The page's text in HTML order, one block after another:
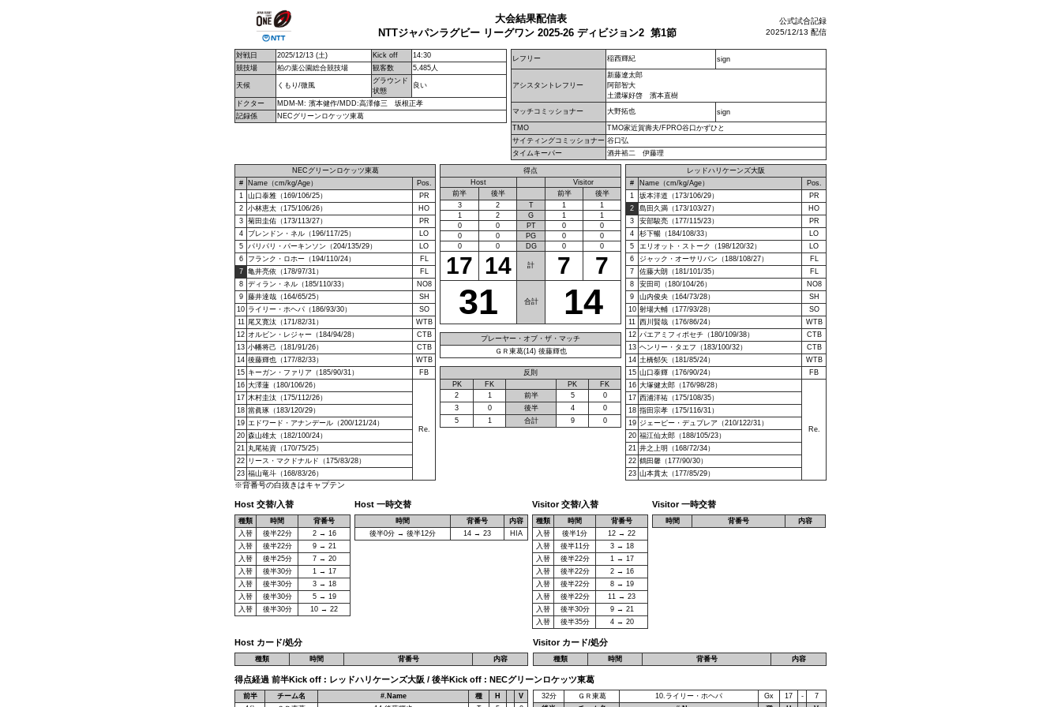
公式試合記録
2025/12/13 配信
大会結果配信表
NTTジャパンラグビー リーグワン 2025-26 ディビジョン2 第1節
対戦日 2025/12/13 (土) Kick off
14:30
競技場
柏の葉公園総合競技場 観客数 5,485人
天候 くもり/微風
グラウンド
状態
良い
ドクター
MDM-M: 濱本健作/MDD:高澤修三 坂根正孝
記録係
NECグリーンロケッツ東葛
レフリー 稲西輝紀 sign
アシスタントレフリー
新藤遼太郎
阿部智大
土濃塚好啓 濱本直樹
マッチコミッショナー
大野拓也
sign
TMO
TMO家近賀壽夫/FPRO谷口かずひと
サイティングコミッショナー 谷口弘
タイムキーパー
酒井裕二 伊藤理
NECグリーンロケッツ東葛
#
Name（cm/kg/Age）
Pos.
1
山口泰雅（169/106/25）
PR
2
小林恵太（175/106/26）
HO
3
菊田圭佑（173/113/27）
PR
4
ブレンドン・ネル（196/117/25）
LO
5
パリパリ・パーキンソン（204/135/29）
LO
6
フランク・ロホー（194/110/24）
FL
7
亀井亮依（178/97/31）
FL
8
ディラン・ネル（185/110/33）
NO8
9
藤井達哉（164/65/25）
SH
10 ライリー・ホヘパ（186/93/30）
SO
11
尾又寛汰（171/82/31）
WTB
12 オルビン・レジャー（184/94/28）
CTB
13 小幡将己（181/91/26）
CTB
14 後藤輝也（177/82/33）
WTB
15 キーガン・ファリア（185/90/31）
FB
16 大澤蓮（180/106/26）
Re.
17 木村圭汰（175/112/26）
18 當眞琢（183/120/29）
19 エドワード・アナンデール（200/121/24）
20 森山雄太（182/100/24）
21 丸尾祐資（170/75/25）
22 リース・マクドナルド（175/83/28）
23 福山竜斗（168/83/26）
※背番号の白抜きはキャプテン
レッドハリケーンズ大阪
#
Name（cm/kg/Age）
Pos.
1
坂本洋道（173/106/29）
PR
2
島田久満（173/103/27）
HO
3
安部駿亮（177/115/23）
PR
4
杉下暢（184/108/33）
LO
5
エリオット・ストーク（198/120/32）
LO
6
ジャック・オーサリバン（188/108/27）
FL
7
佐藤大朗（181/101/35）
FL
8
安田司（180/104/26）
NO8
9
山内俊央（164/73/28）
SH
10 射場大輔（177/93/28）
SO
11 西川賢哉（176/86/24）
WTB
12 パエアミフィポセチ（180/109/38）
CTB
13 ヘンリー・タエフ（183/100/32）
CTB
14 土橋郁矢（181/85/24）
WTB
15 山口泰輝（176/90/24）
FB
16 大塚健太郎（176/98/28）
Re.
17 西浦洋祐（175/108/35）
18 指田宗孝（175/116/31）
19 ジェーピー・デュプレア（210/122/31）
20 福江仙太郎（188/105/23）
21 井之上明（168/72/34）
22 鶴田馨（177/90/30）
23 山本貫太（177/85/29）
得点
Host
Visitor
前半
後半 前半
後半
3
2 T 1
1
1
2 G 1
1
0
0 PT 0
0
0
0 PG 0
0
0
0 DG 0 0
17 14 計 7 7
31 合計 14
プレーヤー・オブ・ザ・マッチ
ＧＲ東葛(14) 後藤輝也
反則
PK
FK PK
FK
2
1 前半 5
0
3
0 後半 4
0
5
1 合計 9 0
Host 交替/入替
種類 時間
背番号
入替
後半22分
2 → 16
入替
後半22分
9 → 21
入替
後半25分
7 → 20
入替
後半30分
1 → 17
入替
後半30分
3 → 18
入替
後半30分
5 → 19
入替
後半30分 10 → 22
Host 一時交替
時間 背番号
内容
後半0分 → 後半12分
14 → 23 HIA
Visitor 交替/入替
種類 時間
背番号
入替
後半1分
12 → 22
入替
後半11分
3 → 18
入替
後半22分
1 → 17
入替
後半22分
2 → 16
入替
後半22分
8 → 19
入替
後半22分
11 → 23
入替
後半30分
9 → 21
入替
後半35分 4 → 20
Visitor 一時交替
時間 背番号 内容
Host カード/処分
種類 時間 背番号 内容
Visitor カード/処分
種類 時間 背番号 内容
得点経過 前半Kick off : レッドハリケーンズ大阪 / 後半Kick off : NECグリーンロケッツ東葛
前半 チーム名 #.Name 種 H
V
32分 ＧＲ東葛 10.ライリー・ホヘパ Gx 17 -
7